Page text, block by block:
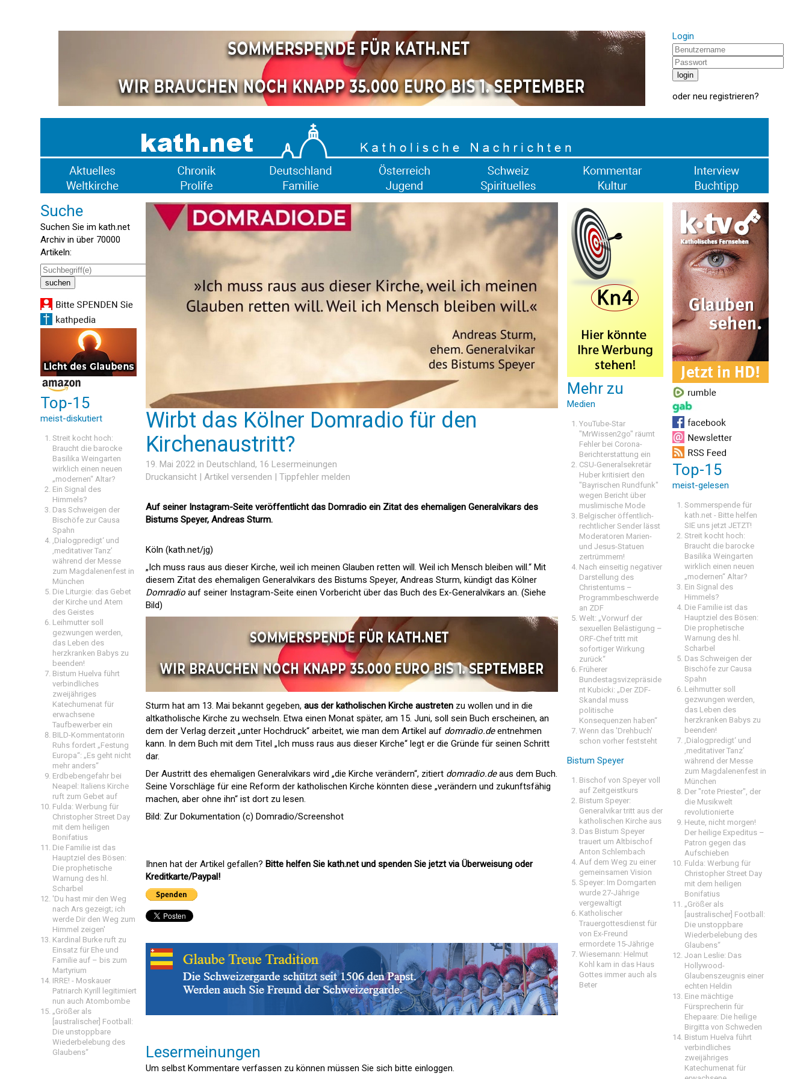
Login
oder neu registrieren?
Suche
Suchen Sie im kath.net
Archiv in über 70000
Artikeln:
Top-15
meist-diskutiert
Streit kocht hoch:
Braucht die barocke
Basilika Weingarten
wirklich einen neuen
„modernen“ Altar?
Ein Signal des
Himmels?
Das Schweigen der
Bischöfe zur Causa
Spahn
‚Dialogpredigt‘ und
‚meditativer Tanz’
während der Messe
zum Magdalenenfest in
München
Die Liturgie: das Gebet
der Kirche und Atem
des Geistes
Leihmutter soll
gezwungen werden,
das Leben des
herzkranken Babys zu
beenden!
Bistum Huelva führt
verbindliches
zweijähriges
Katechumenat für
erwachsene
Taufbewerber ein
BILD-Kommentatorin
Ruhs fordert „Festung
Europa“: „Es geht nicht
mehr anders“
Erdbebengefahr bei
Neapel: Italiens Kirche
ruft zum Gebet auf
Fulda: Werbung für
Christopher Street Day
mit dem heiligen
Bonifatius
Die Familie ist das
Hauptziel des Bösen:
Die prophetische
Warnung des hl.
Scharbel
'Du hast mir den Weg
nach Ars gezeigt; ich
werde Dir den Weg zum
Himmel zeigen'
Kardinal Burke ruft zu
Einsatz für Ehe und
Familie auf – bis zum
Martyrium
IRRE! - Moskauer
Patriarch Kyrill legitimiert
nun auch Atombombe
„Größer als
[australischer] Football:
Die unstoppbare
Wiederbelebung des
Glaubens“
Wirbt das Kölner Domradio für den
Kirchenaustritt?
19. Mai 2022 in Deutschland, 16 Lesermeinungen
Druckansicht | Artikel versenden | Tippfehler melden
Auf seiner Instagram-Seite veröffentlicht das Domradio ein Zitat des ehemaligen Generalvikars des
Bistums Speyer, Andreas Sturm.
Köln (kath.net/jg)
„Ich muss raus aus dieser Kirche, weil ich meinen Glauben retten will. Weil ich Mensch bleiben will.“ Mit
diesem Zitat des ehemaligen Generalvikars des Bistums Speyer, Andreas Sturm, kündigt das Kölner
Domradio auf seiner Instagram-Seite einen Vorbericht über das Buch des Ex-Generalvikars an. (Siehe
Bild)
Sturm hat am 13. Mai bekannt gegeben, aus der katholischen Kirche austreten zu wollen und in die
altkatholische Kirche zu wechseln. Etwa einen Monat später, am 15. Juni, soll sein Buch erscheinen, an
dem der Verlag derzeit „unter Hochdruck“ arbeitet, wie man dem Artikel auf domradio.deentnehmen
kann. In dem Buch mit dem Titel „Ich muss raus aus dieser Kirche“ legt er die Gründe für seinen Schritt
dar.
Der Austritt des ehemaligen Generalvikars wird „die Kirche verändern“, zitiert domradio.deaus dem Buch.
Seine Vorschläge für eine Reform der katholischen Kirche könnten diese „verändern und zukunftsfähig
machen, aber ohne ihn“ ist dort zu lesen.
Bild: Zur Dokumentation (c) Domradio/Screenshot
Ihnen hat der Artikel gefallen? Bitte helfen Sie kath.net und spenden Sie jetzt via Überweisung oder
Kreditkarte/Paypal!
Lesermeinungen
Um selbst Kommentare verfassen zu können müssen Sie sich bitte einloggen.
Mehr zu
Medien
YouTube-Star
"MrWissen2go" räumt
Fehler bei Corona-
Berichterstattung ein
CSU-Generalsekretär
Huber kritisiert den
"Bayrischen Rundfunk"
wegen Bericht über
muslimische Mode
Belgischer öffentlich-
rechtlicher Sender lässt
Moderatoren Marien-
und Jesus-Statuen
zertrümmern!
Nach einseitig negativer
Darstellung des
Christentums –
Programmbeschwerde
an ZDF
Welt: „Vorwurf der
sexuellen Belästigung –
ORF-Chef tritt mit
sofortiger Wirkung
zurück“
Früherer
Bundestagsvizepräside
nt Kubicki: „Der ZDF-
Skandal muss
politische
Konsequenzen haben“
Wenn das 'Drehbuch'
schon vorher feststeht
Bistum Speyer
Bischof von Speyer voll
auf Zeitgeistkurs
Bistum Speyer:
Generalvikar tritt aus der
katholischen Kirche aus
Das Bistum Speyer
trauert um Altbischof
Anton Schlembach
Auf dem Weg zu einer
gemeinsamen Vision
Speyer: Im Domgarten
wurde 27-Jährige
vergewaltigt
Katholischer
Trauergottesdienst für
von Ex-Freund
ermordete 15-Jährige
Wiesemann: Helmut
Kohl kam in das Haus
Gottes immer auch als
Beter
Top-15
meist-gelesen
Sommerspende für
kath.net - Bitte helfen
SIE uns jetzt JETZT!
Streit kocht hoch:
Braucht die barocke
Basilika Weingarten
wirklich einen neuen
„modernen“ Altar?
Ein Signal des
Himmels?
Die Familie ist das
Hauptziel des Bösen:
Die prophetische
Warnung des hl.
Scharbel
Das Schweigen der
Bischöfe zur Causa
Spahn
Leihmutter soll
gezwungen werden,
das Leben des
herzkranken Babys zu
beenden!
‚Dialogpredigt‘ und
‚meditativer Tanz’
während der Messe
zum Magdalenenfest in
München
Der "rote Priester", der
die Musikwelt
revolutionierte
Heute, nicht morgen!
Der heilige Expeditus –
Patron gegen das
Aufschieben
Fulda: Werbung für
Christopher Street Day
mit dem heiligen
Bonifatius
„Größer als
[australischer] Football:
Die unstoppbare
Wiederbelebung des
Glaubens“
Joan Leslie: Das
Hollywood-
Glaubenszeugnis einer
echten Heldin
Eine mächtige
Fürsprecherin für
Ehepaare: Die heilige
Birgitta von Schweden
Bistum Huelva führt
verbindliches
zweijähriges
Katechumenat für